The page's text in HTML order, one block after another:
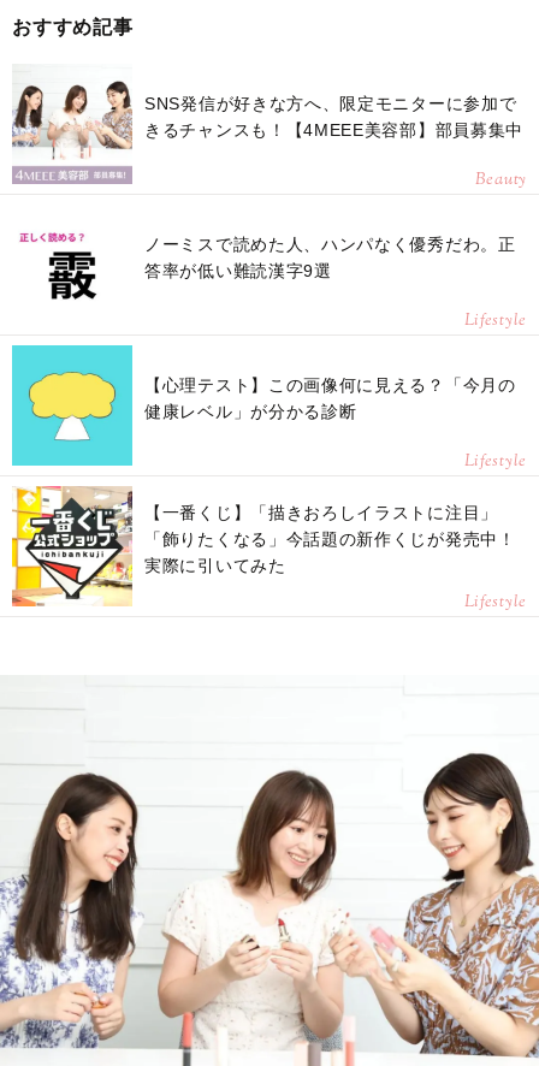
おすすめ記事
SNS発信が好きな方へ、限定モニターに参加で
きるチャンスも！【4MEEE美容部】部員募集中
Beauty
ノーミスで読めた人、ハンパなく優秀だわ。正
答率が低い難読漢字9選
Lifestyle
【心理テスト】この画像何に見える？「今月の
健康レベル」が分かる診断
Lifestyle
【一番くじ】「描きおろしイラストに注目」
「飾りたくなる」今話題の新作くじが発売中！
実際に引いてみた
Lifestyle